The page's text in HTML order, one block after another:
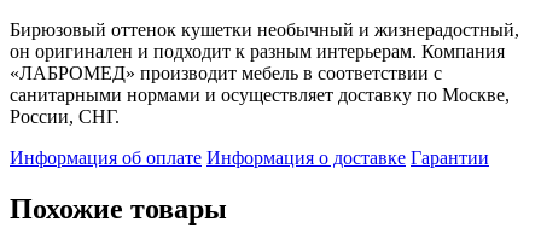
Бирюзовый оттенок кушетки необычный и жизнерадостный,
он оригинален и подходит к разным интерьерам. Компания
«ЛАБРОМЕД» производит мебель в соответствии с
санитарными нормами и осуществляет доставку по Москве,
России, СНГ.
Информация об оплате Информация о доставке Гарантии
Похожие товары